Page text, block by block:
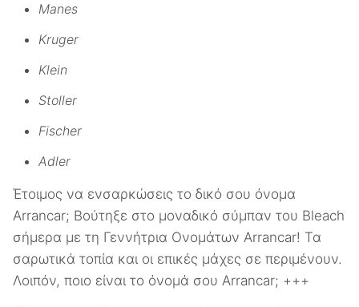
Manes
Kruger
Klein
Stoller
Fischer
Adler
Έτοιμος να ενσαρκώσεις το δικό σου όνομα
Arrancar; Βούτηξε στο μοναδικό σύμπαν του Bleach
σήμερα με τη Γεννήτρια Ονομάτων Arrancar! Τα
σαρωτικά τοπία και οι επικές μάχες σε περιμένουν.
Λοιπόν, ποιο είναι το όνομά σου Arrancar; +++